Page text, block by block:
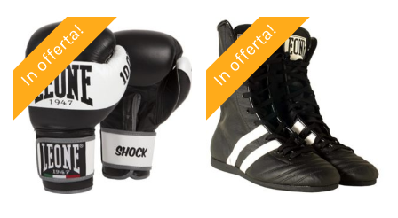
In offerta! In offerta!